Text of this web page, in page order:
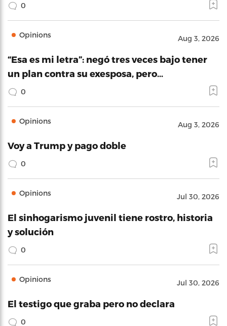
0
Opinions Aug 3, 2026
“Esa es mi letra”: negó tres veces bajo tener
un plan contra su exesposa, pero…
0
Opinions Aug 3, 2026
Voy a Trump y pago doble
0
Opinions Jul 30, 2026
El sinhogarismo juvenil tiene rostro, historia
y solución
0
Opinions Jul 30, 2026
El testigo que graba pero no declara
0